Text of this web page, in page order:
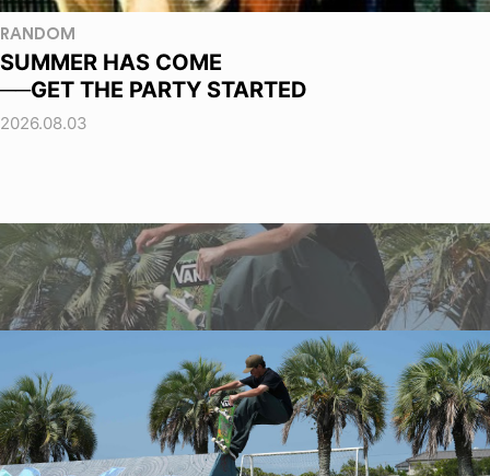
RANDOM
SUMMER HAS COME
──GET THE PARTY STARTED
2026.08.03